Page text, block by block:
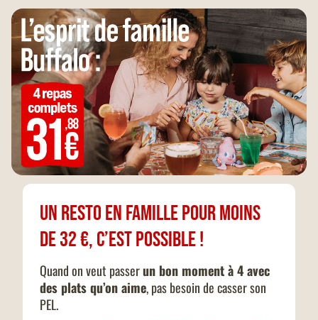
Un resto en famille pour moins
de 32 €, c’est possible !
Quand on veut passerun bon moment à 4 avec
des plats qu’on aime, pas besoin de casser son
PEL.